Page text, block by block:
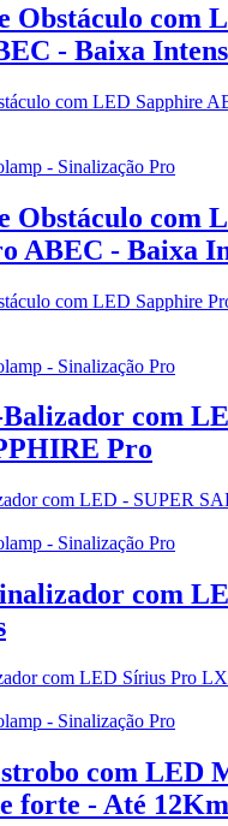
Obstáculo com
- Baixa
- Sinalização Pro
Obstáculo com
ABEC - Baixa
- Sinalização Pro
com
Pro
- Sinalização Pro
com
- Sinalização Pro
com LED
forte - Até 12Km